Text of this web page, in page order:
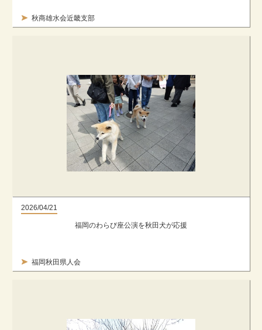
秋商雄水会近畿支部
2026/04/21
福岡秋田県人会
福岡のわらび座公演を秋田犬が応援